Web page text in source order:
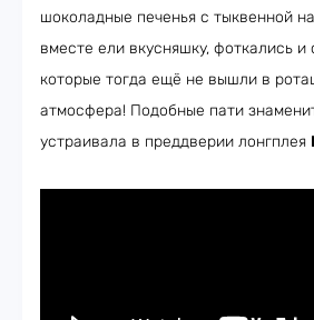
шоколадные печенья с тыквенной
вместе ели вкусняшку, фоткались и
которые тогда ещё не вышли в
атмосфера! Подобные пати
устраивала в преддверии лонгплея